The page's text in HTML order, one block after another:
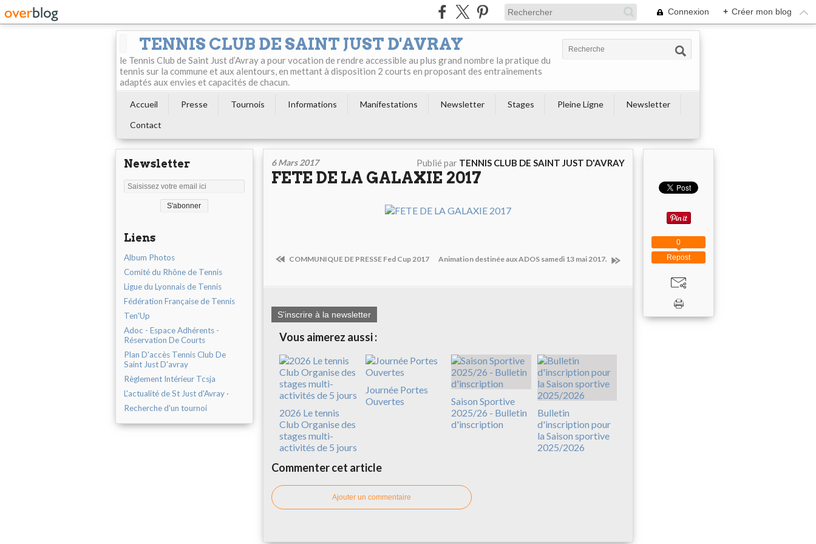
Connexion + Créer mon blog
TENNIS CLUB DE SAINT JUST D'AVRAY
le Tennis Club de Saint Just d’Avray a pour vocation de rendre accessible au plus grand nombre la pratique du
tennis sur la commune et aux alentours, en mettant à disposition 2 courts en proposant des entraînements
adaptés aux envies et capacités de chacun.
Accueil Presse Tournois Informations Manifestations Newsletter Stages Pleine Ligne
Newsletter
Contact
Newsletter
Liens
Album Photos
Comité du Rhône de Tennis
Ligue du Lyonnais de Tennis
Fédération Française de Tennis
Ten'Up
Adoc - Espace Adhérents -
Réservation De Courts
Plan D'accès Tennis Club De
Saint Just D'avray
Règlement Intérieur Tcsja
L'actualité de St Just d'Avray ·
Recherche d'un tournoi
6 Mars 2017 Publié par TENNIS CLUB DE SAINT JUST D'AVRAY
FETE DE LA GALAXIE 2017
COMMUNIQUE DE PRESSE Fed Cup 2017 Animation destinée aux ADOS samedi 13 mai 2017.
S'inscrire à la newsletter
Vous aimerez aussi :
2026 Le tennis
Club Organise des
stages multi-
activités de 5 jours
Journée Portes
Ouvertes
Saison Sportive
2025/26 - Bulletin
d'inscription
Bulletin
d'inscription pour
la Saison sportive
2025/2026
Commenter cet article
Ajouter un commentaire
Repost
0